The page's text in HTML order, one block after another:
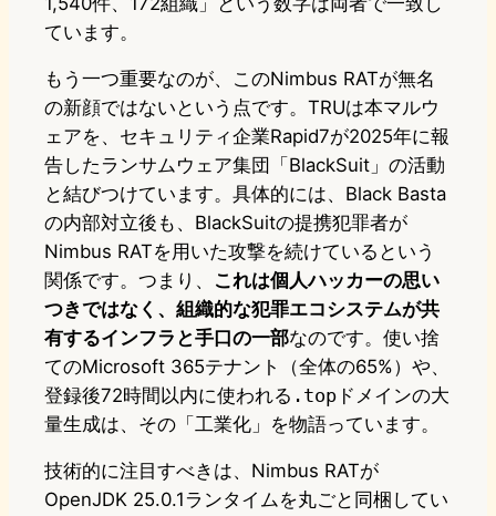
ています。
もう一つ重要なのが、このNimbus RATが無名
の新顔ではないという点です。TRUは本マルウ
ェアを、セキュリティ企業Rapid7が2025年に報
告したランサムウェア集団「BlackSuit」の活動
と結びつけています。具体的には、Black Basta
の内部対立後も、BlackSuitの提携犯罪者が
Nimbus RATを用いた攻撃を続けているという
関係です。つまり、 これは個人ハッカーの思い
つきではなく、組織的な犯罪エコシステムが共
有するインフラと手口の一部なのです。使い捨
てのMicrosoft 365テナント（全体の65%）や、
登録後72時間以内に使われる .top ドメインの大
量生成は、その「工業化」を物語っています。
技術的に注目すべきは、Nimbus RATが
OpenJDK 25.0.1ランタイムを丸ごと同梱してい